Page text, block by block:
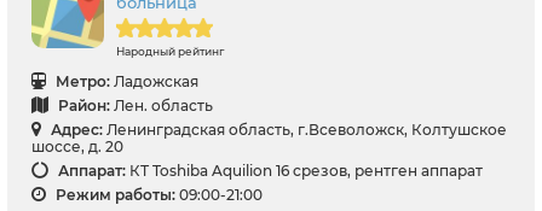
Народный рейтинг
Метро: Ладожская
Район: Лен. область
Адрес: Ленинградская область, г.Всеволожск, Колтушское
шоссе, д. 20
Аппарат: КТ Toshiba Aquilion 16 срезов, рентген аппарат
Режим работы: 09:00-21:00